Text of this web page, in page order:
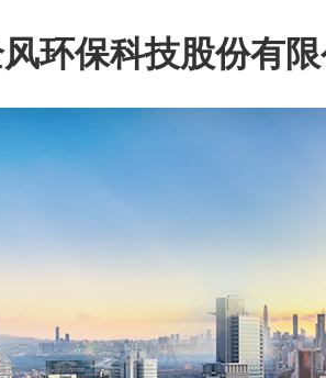
环保科技股份有